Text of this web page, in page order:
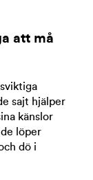
att må
sajt hjälper
känslor
löper
dö i